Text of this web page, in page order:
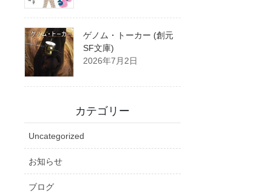
ゲノム・トーカー (創元
SF文庫)
2026年7月2日
カテゴリー
Uncategorized
お知らせ
ブログ